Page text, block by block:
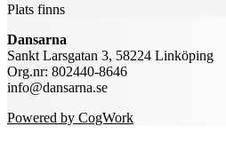
Plats finns
Dansarna
Sankt Larsgatan 3, 58224 Linköping
Org.nr: 802440-8646
info@dansarna.se
Powered by CogWork